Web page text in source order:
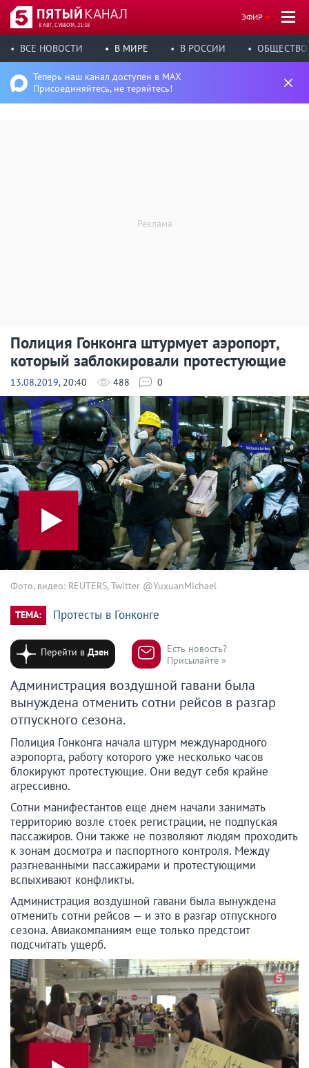
8 АВГ, СУББОТА, 21:38
ЭФИР
ВСЕ НОВОСТИ В МИРЕ В РОССИИ ОБЩЕСТВО
Теперь наш канал доступен в MAX
Присоединяйтесь, не теряйтесь!
Полиция Гонконга штурмует аэропорт,
который заблокировали протестующие
13.08.2019, 20:40 488 0
Фото, видео: REUTERS, Twitter @YuxuanMichael
ТЕМА: Протесты в Гонконге
Перейти вДзен
Есть новость?
Присылайте »
Администрация воздушной гавани была
вынуждена отменить сотни рейсов в разгар
отпускного сезона.
Полиция Гонконга начала штурм международного
аэропорта, работу которого уже несколько часов
блокируют протестующие. Они ведут себя крайне
агрессивно.
Сотни манифестантов еще днем начали занимать
территорию возле стоек регистрации, не подпуская
пассажиров. Они также не позволяют людям проходить
к зонам досмотра и паспортного контроля. Между
разгневанными пассажирами и протестующими
вспыхивают конфликты.
Администрация воздушной гавани была вынуждена
отменить сотни рейсов — и это в разгар отпускного
сезона. Авиакомпаниям еще только предстоит
подсчитать ущерб.